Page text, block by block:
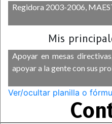
Regidora 2003-2006,
Mis
Apoyar en mesas
apoyar a la gente con sus
Ver/ocultar planilla o